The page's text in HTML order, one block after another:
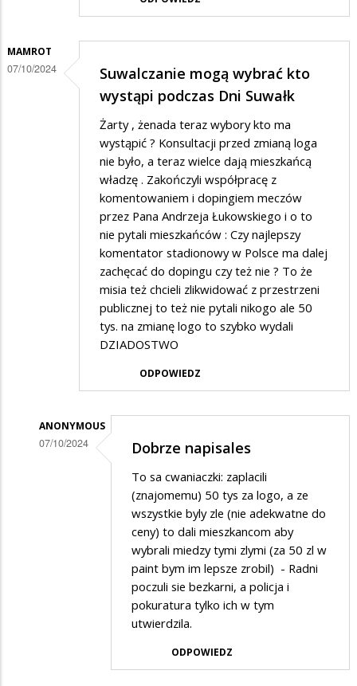
MAMROT
07/10/2024
Suwalczanie mogą wybrać kto
wystąpi podczas Dni Suwałk
Żarty , żenada teraz wybory kto ma
wystąpić ? Konsultacji przed zmianą loga
nie było, a teraz wielce dają mieszkańcą
władzę . Zakończyli współpracę z
komentowaniem i dopingiem meczów
przez Pana Andrzeja Łukowskiego i o to
nie pytali mieszkańców : Czy najlepszy
komentator stadionowy w Polsce ma dalej
zachęcać do dopingu czy też nie ? To że
misia też chcieli zlikwidować z przestrzeni
publicznej to też nie pytali nikogo ale 50
tys. na zmianę logo to szybko wydali
DZIADOSTWO
ODPOWIEDZ
ANONYMOUS
07/10/2024 Dobrze napisales
To sa cwaniaczki: zaplacili
(znajomemu) 50 tys za logo, a ze
wszystkie byly zle (nie adekwatne do
ceny) to dali mieszkancom aby
wybrali miedzy tymi zlymi (za 50 zl w
paint bym im lepsze zrobil) - Radni
poczuli sie bezkarni, a policja i
pokuratura tylko ich w tym
utwierdzila.
ODPOWIEDZ